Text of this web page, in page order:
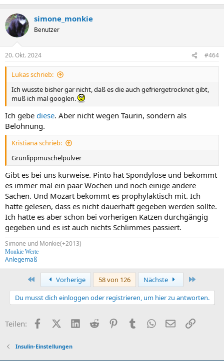
simone_monkie
Benutzer
20. Okt. 2024 #464
Lukas schrieb:
Ich wusste bisher gar nicht, daß es die auch gefriergetrocknet gibt,
muß ich mal googlen.
Ich gebe diese. Aber nicht wegen Taurin, sondern als
Belohnung.
Kristiana schrieb:
Grünlippmuschelpulver
Gibt es bei uns kurweise. Pinto hat Spondylose und bekommt
es immer mal ein paar Wochen und noch einige andere
Sachen. Und Mozart bekommt es prophylaktisch mit. Ich
hatte gelesen, dass es nicht dauerhaft gegeben werden sollte.
Ich hatte es aber schon bei vorherigen Katzen durchgängig
gegeben und es ist auch nichts Schlimmes passiert.
Simone und Monkie(+2013)
Monkie Werte
Anlegemaß
Erste Vorherige 58 von 126 Nächste
Du musst dich einloggen oder registrieren, um hier zu antworten.
Teilen: FacebookX (Twitter)
LinkedIn
Reddit PinterestTumblr WhatsApp
E-MailLink
Insulin-Einstellungen